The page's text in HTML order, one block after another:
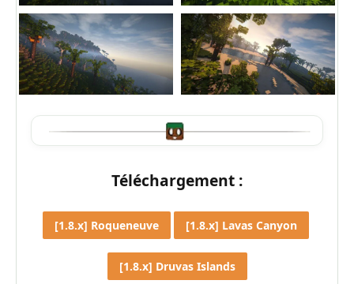
Téléchargement :
[1.8.x] Roqueneuve [1.8.x] Lavas Canyon
[1.8.x] Druvas Islands